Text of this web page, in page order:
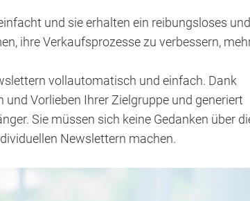
und sie erhalten ein reibungsloses und
ihre Verkaufsprozesse zu verbessern,
vollautomatisch und einfach. Dank
Vorlieben Ihrer Zielgruppe und generiert
Sie müssen sich keine Gedanken über
Newslettern machen.